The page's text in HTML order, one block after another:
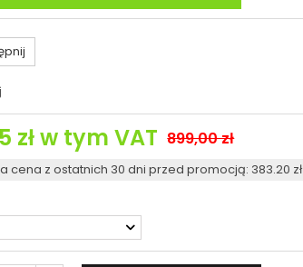
złw tym VAT 899,00 zł
cena z ostatnich 30 dni przed promocją: 383.20 zł